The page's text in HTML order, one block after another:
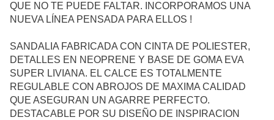
QUE NO TE PUEDE FALTAR. INCORPORAMOS UNA
NUEVA LÍNEA PENSADA PARA ELLOS !
SANDALIA FABRICADA CON CINTA DE POLIESTER,
DETALLES EN NEOPRENE Y BASE DE GOMA EVA
SUPER LIVIANA. EL CALCE ES TOTALMENTE
REGULABLE CON ABROJOS DE MAXIMA CALIDAD
QUE ASEGURAN UN AGARRE PERFECTO.
DESTACABLE POR SU DISEÑO DE INSPIRACION